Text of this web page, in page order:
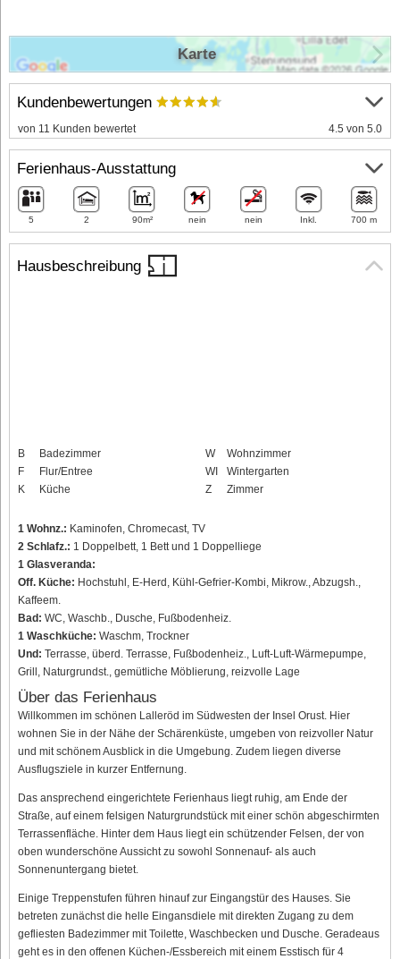
Hausbeschreibung
B
Badezimmer
F
Flur/Entree
K
Küche
W
Wohnzimmer
WI
Wintergarten
Z
Zimmer
1 Wohnz.: Kaminofen, Chromecast, TV
2 Schlafz.: 1 Doppelbett, 1 Bett und 1 Doppelliege
1 Glasveranda:
Off. Küche: Hochstuhl, E-Herd, Kühl-Gefrier-Kombi, Mikrow., Abzugsh.,
Kaffeem.
Bad: WC, Waschb., Dusche, Fußbodenheiz.
1 Waschküche: Waschm, Trockner
Und: Terrasse, überd. Terrasse, Fußbodenheiz., Luft-Luft-Wärmepumpe,
Grill, Naturgrundst., gemütliche Möblierung, reizvolle Lage
Über das Ferienhaus
Willkommen im schönen Lalleröd im Südwesten der Insel Orust. Hier
wohnen Sie in der Nähe der Schärenküste, umgeben von reizvoller Natur
und mit schönem Ausblick in die Umgebung. Zudem liegen diverse
Ausflugsziele in kurzer Entfernung.
Das ansprechend eingerichtete Ferienhaus liegt ruhig, am Ende der
Straße, auf einem felsigen Naturgrundstück mit einer schön abgeschirmten
Terrassenfläche. Hinter dem Haus liegt ein schützender Felsen, der von
oben wunderschöne Aussicht zu sowohl Sonnenauf- als auch
Sonnenuntergang bietet.
Einige Treppenstufen führen hinauf zur Eingangstür des Hauses. Sie
betreten zunächst die helle Eingansdiele mit direkten Zugang zu dem
gefliesten Badezimmer mit Toilette, Waschbecken und Dusche. Geradeaus
geht es in den offenen Küchen-/Essbereich mit einem Esstisch für 4
Kundenbewertungen
von 11 Kunden bewertet 4.5 von 5.0
Ferienhaus-Ausstattung
5 2 90m² nein nein Inkl. 700 m
Karte